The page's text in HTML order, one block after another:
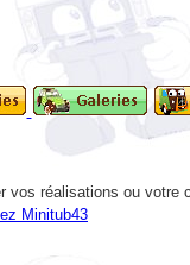
vos réalisations ou votre
Minitub43